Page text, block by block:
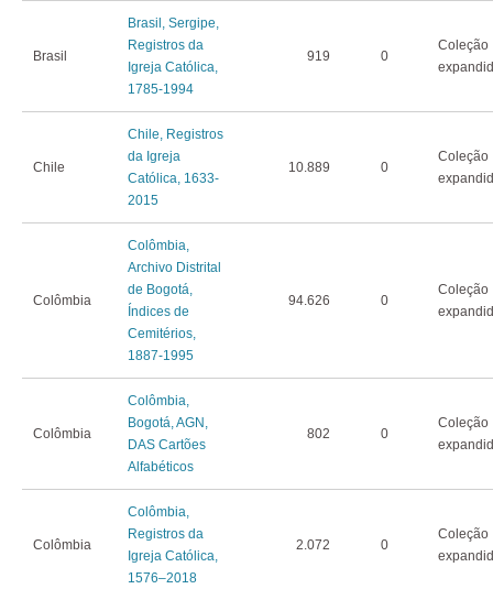
Brasil
Brasil, Sergipe,
Registros da
Igreja Católica,
1785-1994
919 0
Coleção
Chile
Chile, Registros
da Igreja
Católica, 1633-
2015
10.889 0
Coleção
Colômbia
Colômbia,
Archivo Distrital
de Bogotá,
Índices de
Cemitérios,
1887-1995
94.626 0
Coleção
Colômbia
Colômbia,
Bogotá, AGN,
DAS Cartões
Alfabéticos
802 0
Coleção
Colômbia
Colômbia,
Registros da
Igreja Católica,
1576–2018
2.072 0
Coleção